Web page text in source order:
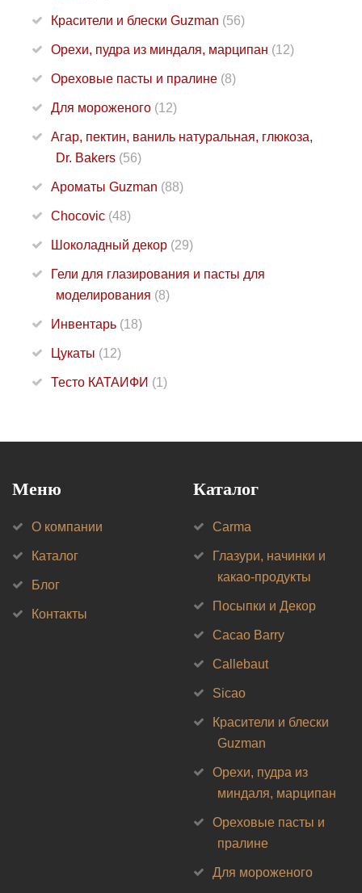
Красители и блески Guzman (56)
Орехи, пудра из миндаля, марципан (12)
Ореховые пасты и пралине (8)
Для мороженого (12)
Агар, пектин, ваниль натуральная, глюкоза,
Dr. Bakers (56)
Ароматы Guzman (88)
Chocovic (48)
Шоколадный декор (29)
Гели для глазирования и пасты для
моделирования (8)
Инвентарь (18)
Цукаты (12)
Тесто КАТАИФИ (1)
Меню
О компании
Каталог
Блог
Контакты
Каталог
Carma
Глазури, начинки и
какао-продукты
Посыпки и Декор
Cacao Barry
Callebaut
Sicao
Красители и блески
Guzman
Орехи, пудра из
миндаля, марципан
Ореховые пасты и
пралине
Для мороженого